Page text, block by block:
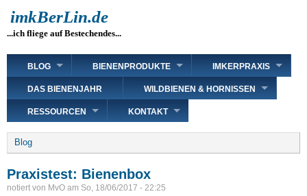
zum
Inhalt
imkBerLin.de
...ich fliege auf Bestechendes...
Main
navigation
BLOG BIENENPRODUKTE IMKERPRAXIS
DAS BIENENJAHR WILDBIENEN & HORNISSEN
RESSOURCEN KONTAKT
Breadcrumb
Blog
Praxistest: Bienenbox
notiert von MvO am So, 18/06/2017 - 22:25